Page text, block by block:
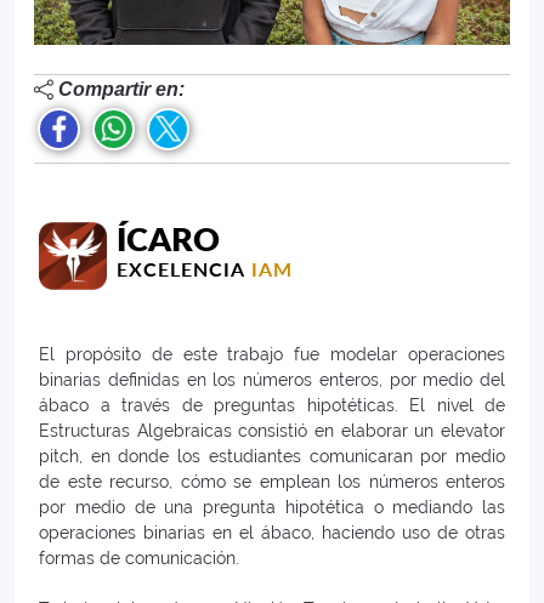
Compartir en:
ÍCARO
EXCELENCIA IAM
El propósito de este trabajo fue modelar operaciones
binarias definidas en los números enteros, por medio del
ábaco a través de preguntas hipotéticas. El nivel de
Estructuras Algebraicas consistió en elaborar un elevator
pitch, en donde los estudiantes comunicaran por medio
de este recurso, cómo se emplean los números enteros
por medio de una pregunta hipotética o mediando las
operaciones binarias en el ábaco, haciendo uso de otras
formas de comunicación.